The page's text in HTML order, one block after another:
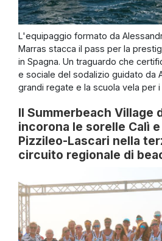
L'equipaggio formato da
Marras stacca il pass per la
in Spagna. Un traguardo che
e sociale del sodalizio guidato da
grandi regate e la scuola vela per i
Il Summerbeach Village
incorona le sorelle Calì
Pizzileo-Lascari nella
circuito regionale di